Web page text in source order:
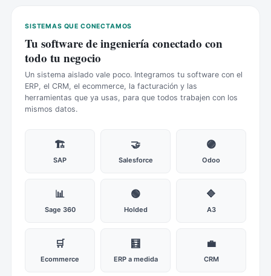
SISTEMAS QUE CONECTAMOS
Tu software de ingeniería conectado con
todo tu negocio
Un sistema aislado vale poco. Integramos tu software con el
ERP, el CRM, el ecommerce, la facturación y las
herramientas que ya usas, para que todos trabajen con los
mismos datos.
🏗️
SAP
🤝
Salesforce
🟣
Odoo
📊
Sage 360
🟢
Holded
🔷
A3
🛒
Ecommerce
🧮
ERP a medida
💼
CRM